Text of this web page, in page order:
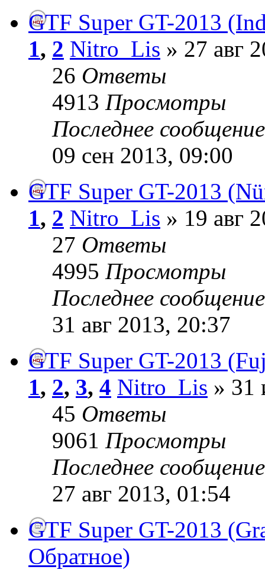
GTF Super GT-2013
1, 2 Nitro_Lis » 27 авг
26 Ответы
4913 Просмотры
Последнее
09 сен 2013, 09:00
GTF Super GT-2013
1, 2 Nitro_Lis » 19 авг
27 Ответы
4995 Просмотры
Последнее
31 авг 2013, 20:37
GTF Super GT-2013
1, 2, 3, 4 Nitro_Lis » 31
45 Ответы
9061 Просмотры
Последнее
27 авг 2013, 01:54
GTF Super GT-2013
Обратное)